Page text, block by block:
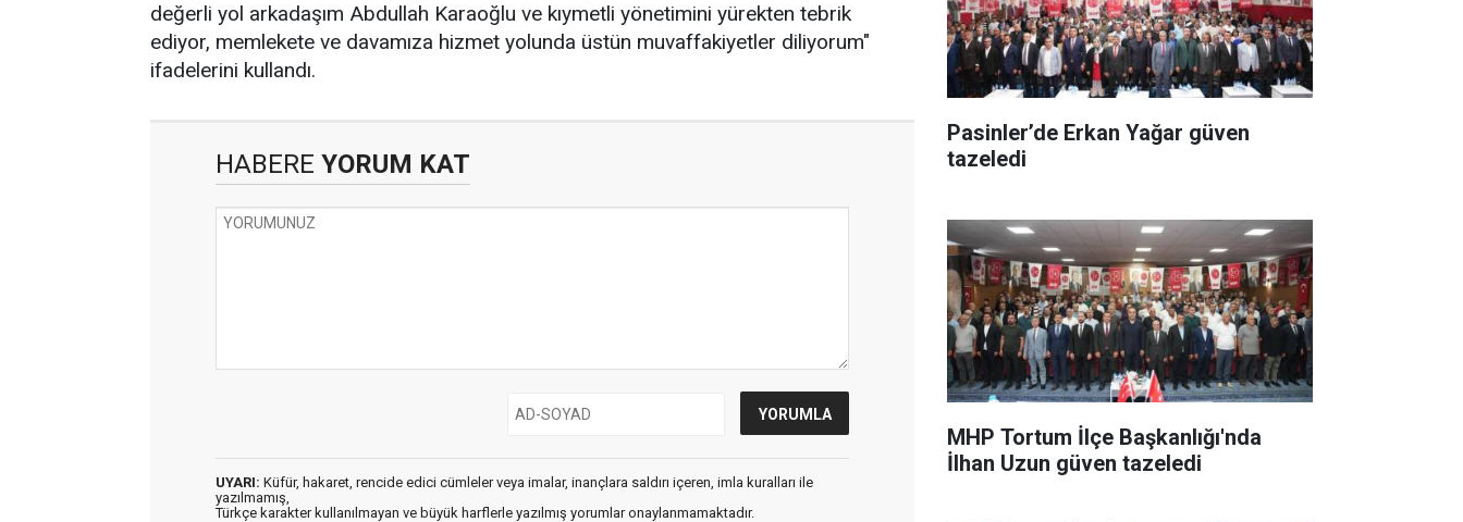
değerli yol arkadaşım Abdullah Karaoğlu ve kıymetli yönetimini yürekten tebrik
ediyor, memlekete ve davamıza hizmet yolunda üstün muvaffakiyetler diliyorum"
ifadelerini kullandı.
HABERE YORUM KAT
UYARI: Küfür, hakaret, rencide edici cümleler veya imalar, inançlara saldırı içeren, imla kuralları ile
yazılmamış,
Türkçe karakter kullanılmayan ve büyük harflerle yazılmış yorumlar onaylanmamaktadır.
Pasinler’de Erkan Yağar güven
tazeledi
MHP Tortum İlçe Başkanlığı'nda
İlhan Uzun güven tazeledi